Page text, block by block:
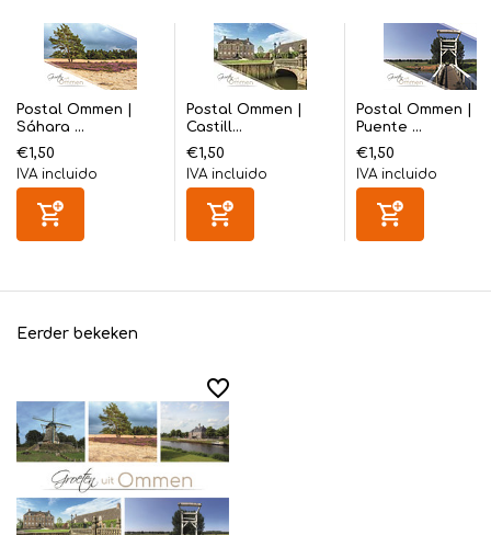
Postal Ommen |
Sáhara ...
€1,50
IVA incluido
Postal Ommen |
Castill...
€1,50
IVA incluido
Postal Ommen |
Puente ...
€1,50
IVA incluido
Eerder bekeken